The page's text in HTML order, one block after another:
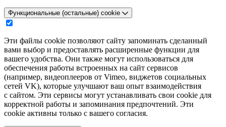
Функциональные (остальные) cookie
Эти файлы cookie позволяют сайту запоминать сделанный
вами выбор и предоставлять расширенные функции для
вашего удобства. Они также могут использоваться для
обеспечения работы встроенных на сайт сервисов
(например, видеоплееров от Vimeo, виджетов социальных
сетей VK), которые улучшают ваш опыт взаимодействия
с сайтом. Эти сервисы могут устанавливать свои cookie для
корректной работы и запоминания предпочтений. Эти
cookie активны только с вашего согласия.